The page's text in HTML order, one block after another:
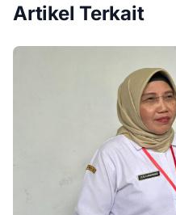
Artikel Terkait